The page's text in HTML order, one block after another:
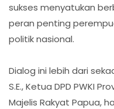
sukses menyatukan
peran penting
politik nasional.
Dialog ini lebih dari
S.E., Ketua DPD PWKI
Majelis Rakyat Papua,